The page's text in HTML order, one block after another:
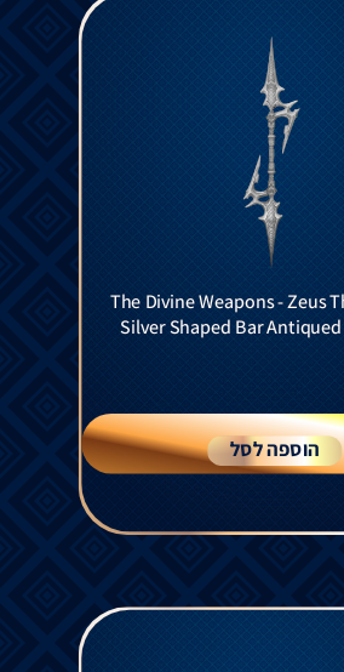
The Divine Weapons - Zeus
Silver Shaped Bar Antiqued
הוספה לסל